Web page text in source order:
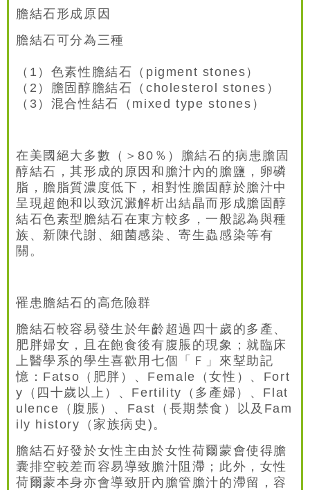
膽結石形成原因
膽結石可分為三種
（1）色素性膽結石（pigment stones）
（2）膽固醇膽結石（cholesterol stones）
（3）混合性結石（mixed type stones）
在美國絕大多數（＞80％）膽結石的病患膽固
醇結石，其形成的原因和膽汁內的膽鹽，卵磷
脂，膽脂質濃度低下，相對性膽固醇於膽汁中
呈現超飽和以致沉澱解析出結晶而形成膽固醇
結石色素型膽結石在東方較多，一般認為與種
族、新陳代謝、細菌感染、寄生蟲感染等有
關。
罹患膽結石的高危險群
膽結石較容易發生於年齡超過四十歲的多產、
肥胖婦女，且在飽食後有腹脹的現象；就臨床
上醫學系的學生喜歡用七個「Ｆ」來鞤助記
憶：Fatso（肥胖）、Female（女性）、Fort
y（四十歲以上）、Fertility（多產婦）、Flat
ulence（腹脹）、Fast（長期禁食）以及Fam
ily history（家族病史)。
膽結石好發於女性主由於女性荷爾蒙會使得膽
囊排空較差而容易導致膽汁阻滯；此外，女性
荷爾蒙本身亦會導致肝內膽管膽汁的滯留，容